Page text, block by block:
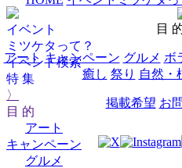
イベント
ミツケタって？
イベント検索
特 集
〉
目 的
アート
キャンペーン
グルメ
目
アート キャンペーン グルメ ボ
癒し 祭り 自然・
掲載希望 お